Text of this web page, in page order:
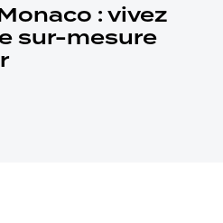
: vivez
sur-mesure